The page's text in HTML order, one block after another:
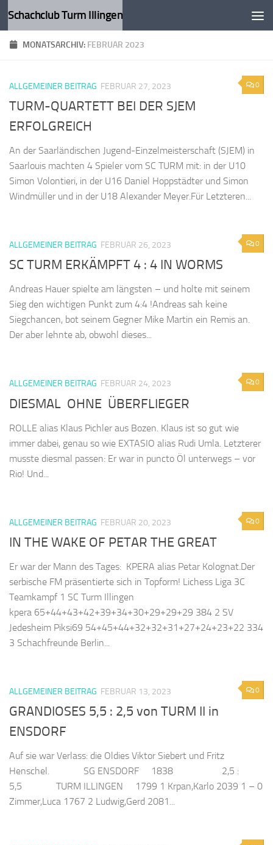
Zum Inhalt springen
Schachclub Turm Illingen
MONATSARCHIV: FEBRUAR 2023
0
ALLGEMEINER BEITRAG FEBRUAR 27, 2023
TURM-QUARTETT BEI DER SJEM
ERFOLGREICH
An der Saarländischen Jugend-Einzelmeisterschaft (SJEM) in
Saarlouis machten 4 Spieler vom SC TURM mit: in der U10
Simon Volontieri, in der U16 Daniel Hoppstädter und Simon
Windmüller und in der U18 Alexander Meyer.Für Letzteren...
0
ALLGEMEINER BEITRAG FEBRUAR 26, 2023
SC TURM ERKÄMPFT 4 : 4 IN WORMS
Andreas Hauer spielte am längsten – und holte mit seinem
Sieg den wichtigen Punkt zum 4:4 !Andreas sah keine
Siegchancen, bot seinem Gegner Mike Martin ein Remis an.
Der aber lehnte ab, obwohl dieses...
0
ALLGEMEINER BEITRAG FEBRUAR 24, 2023
DIESMAL OHNE ÜBERFLIEGER
ROLLE alias Klaus Pichler aus Bozen. Klaus ist so gut wie
immer dabei, genau so wie EXTASIO alias Rudi Umla. Letzterer
musste diesmal passen: Er war in puncto Öl unterwegs – vor
Rio! Und...
0
ALLGEMEINER BEITRAG FEBRUAR 20, 2023
IN THE WAKE OF PETAR THE GREAT
Er war der Mann des Tages: KPERA alias Petar Kolognat.Der
serbische FM präsentierte sich in Topform! Lichess Liga 3C
Teamkampf 1 SC Turm Illingen
kpera 65+44+43+42+39+34+30+29+29+29 384 2 SV
Jedesheim Piksi69 54+45+44+32+32+31+27+24+23+22 334
3 Schachfreunde Berlin...
0
ALLGEMEINER BEITRAG FEBRUAR 13, 2023
GRANDIOSES 5,5 : 2,5 von TURM II in
ENSDORF
Auf sie war Verlass: die Oldies Viktor Siebert und Fritz
Henschel. SG ENSDORF 1838 2,5 :
5,5 TURM ILLINGEN 1799 1 Krpan,Karlo 2039 1 – 0
Zimmer,Luca 1767 2 Ludwig,Gerd 2081...